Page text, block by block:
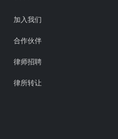
加入我们
合作伙伴
律师招聘
律所转让